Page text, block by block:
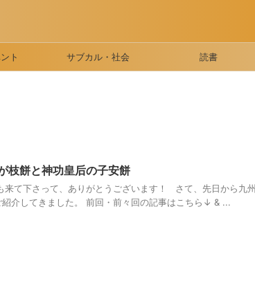
ト サブカル・社会 読書
枝餅と神功皇后の子安餅
来て下さって、ありがとうございます！ さて、先日から九州
介してきました。 前回・前々回の記事はこちら↓ & ...